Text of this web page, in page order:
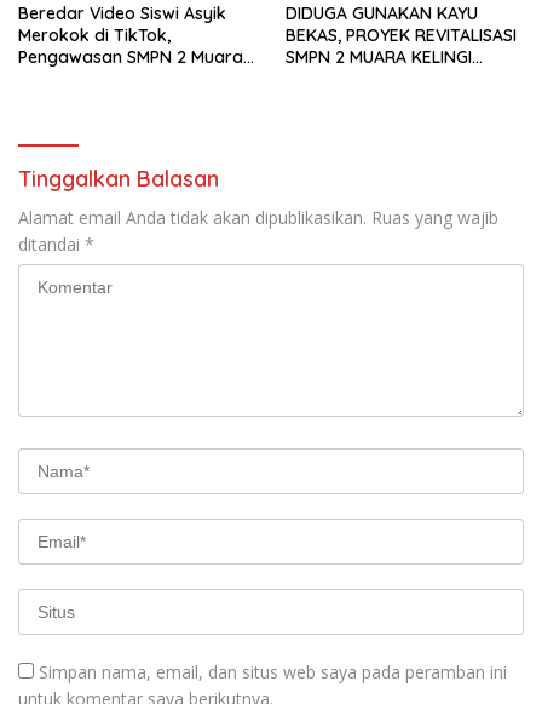
Beredar Video Siswi Asyik
Merokok di TikTok,
Pengawasan SMPN 2 Muara
DIDUGA GUNAKAN KAYU
BEKAS, PROYEK REVITALISASI
SMPN 2 MUARA KELINGI
Tinggalkan Balasan
Alamat email Anda tidak akan dipublikasikan. Ruas yang wajib
ditandai *
Simpan nama, email, dan situs web saya pada peramban ini
untuk komentar saya berikutnya.